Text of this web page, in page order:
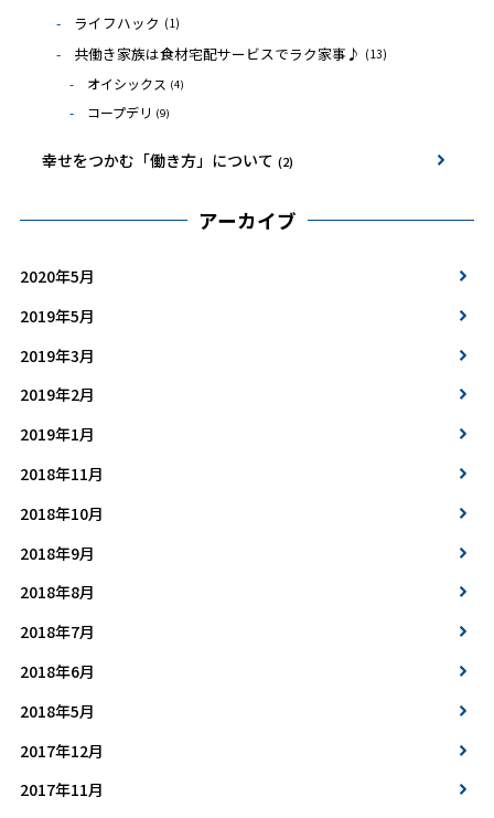
ライフハック (1)
共働き家族は食材宅配サービスでラク家事♪ (13)
オイシックス (4)
コープデリ (9)
幸せをつかむ「働き方」について (2)
アーカイブ
2020年5月
2019年5月
2019年3月
2019年2月
2019年1月
2018年11月
2018年10月
2018年9月
2018年8月
2018年7月
2018年6月
2018年5月
2017年12月
2017年11月